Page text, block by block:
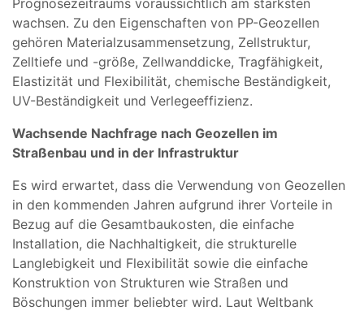
wachsen. Zu den Eigenschaften von PP-Geozellen
gehören Materialzusammensetzung, Zellstruktur,
Zelltiefe und -größe, Zellwanddicke, Tragfähigkeit,
Elastizität und Flexibilität, chemische Beständigkeit,
UV-Beständigkeit und Verlegeeffizienz.
Wachsende Nachfrage nach Geozellen im
Straßenbau und in der Infrastruktur
Es wird erwartet, dass die Verwendung von Geozellen
in den kommenden Jahren aufgrund ihrer Vorteile in
Bezug auf die Gesamtbaukosten, die einfache
Installation, die Nachhaltigkeit, die strukturelle
Langlebigkeit und Flexibilität sowie die einfache
Konstruktion von Strukturen wie Straßen und
Böschungen immer beliebter wird. Laut Weltbank